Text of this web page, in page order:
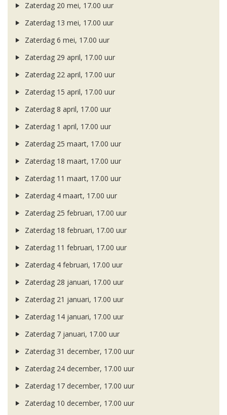
Zaterdag 20 mei, 17.00 uur
Zaterdag 13 mei, 17.00 uur
Zaterdag 6 mei, 17.00 uur
Zaterdag 29 april, 17.00 uur
Zaterdag 22 april, 17.00 uur
Zaterdag 15 april, 17.00 uur
Zaterdag 8 april, 17.00 uur
Zaterdag 1 april, 17.00 uur
Zaterdag 25 maart, 17.00 uur
Zaterdag 18 maart, 17.00 uur
Zaterdag 11 maart, 17.00 uur
Zaterdag 4 maart, 17.00 uur
Zaterdag 25 februari, 17.00 uur
Zaterdag 18 februari, 17.00 uur
Zaterdag 11 februari, 17.00 uur
Zaterdag 4 februari, 17.00 uur
Zaterdag 28 januari, 17.00 uur
Zaterdag 21 januari, 17.00 uur
Zaterdag 14 januari, 17.00 uur
Zaterdag 7 januari, 17.00 uur
Zaterdag 31 december, 17.00 uur
Zaterdag 24 december, 17.00 uur
Zaterdag 17 december, 17.00 uur
Zaterdag 10 december, 17.00 uur